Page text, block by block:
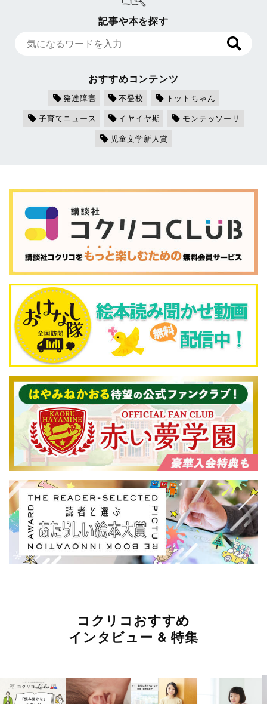
記事や本を探す
おすすめコンテンツ
発達障害 不登校
トットちゃん
子育てニュース
イヤイヤ期
モンテッソーリ
児童文学新人賞
コクリコおすすめ
インタビュー & 特集